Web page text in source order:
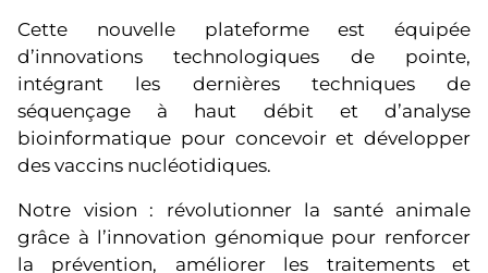
Cette nouvelle plateforme est équipée
d’innovations technologiques de pointe,
intégrant les dernières techniques de
séquençage à haut débit et d’analyse
bioinformatique pour concevoir et développer
des vaccins nucléotidiques.
Notre vision : révolutionner la santé animale
grâce à l’innovation génomique pour renforcer
la prévention, améliorer les traitements et